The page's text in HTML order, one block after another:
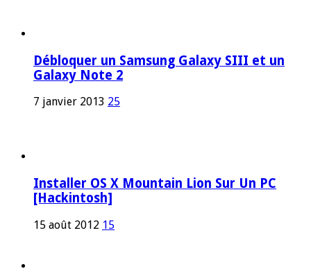
Débloquer un Samsung Galaxy SIII et un
Galaxy Note 2
7 janvier 2013 25
Installer OS X Mountain Lion Sur Un PC
[Hackintosh]
15 août 2012 15